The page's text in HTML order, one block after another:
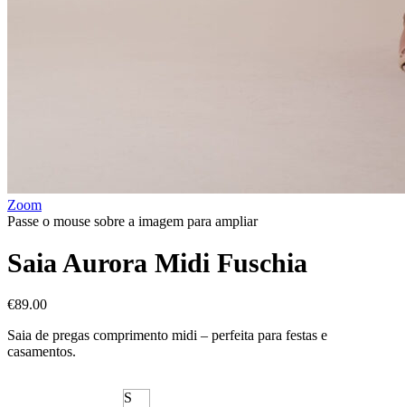
Zoom
Passe o mouse sobre a imagem para ampliar
Saia Aurora Midi Fuschia
€89.00
Saia de pregas comprimento midi – perfeita para festas e
casamentos.
S